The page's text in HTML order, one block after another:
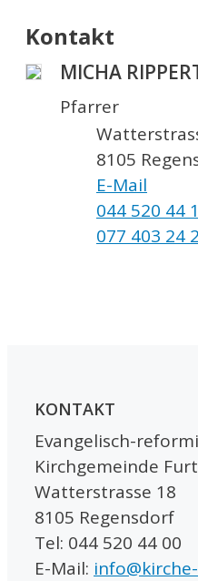
Kontakt
MICHA
Pfarrer
8105
E-Mail
044 520 44
077 403 24
KONTAKT
Evangelisch-
Kirchgemeinde
Watterstrasse 18
8105 Regensdorf
Tel: 044 520 44 00
E-Mail: